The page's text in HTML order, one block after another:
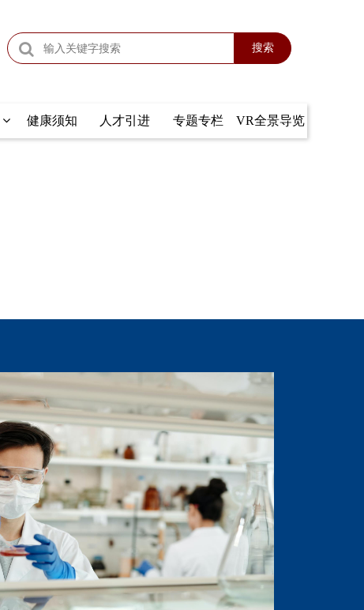
搜索
健康须知 人才引进 专题专栏 VR全景导览